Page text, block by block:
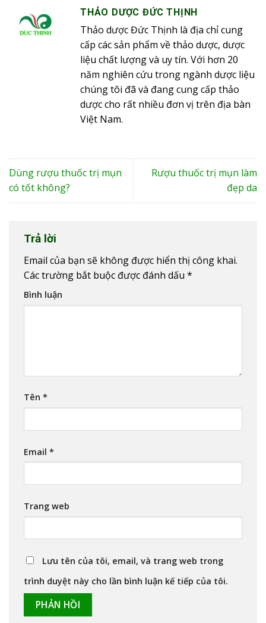
THẢO DƯỢC ĐỨC THỊNH
Thảo dược Đức Thịnh là địa chỉ cung
cấp các sản phẩm về thảo dược, dược
liệu chất lượng và uy tín. Với hơn 20
năm nghiên cứu trong ngành dược liệu
chúng tôi đã và đang cung cấp thảo
dược cho rất nhiều đơn vị trên địa bàn
Việt Nam.
Dùng rượu thuốc trị mụn
có tốt không?
Rượu thuốc trị mụn làm
đẹp da
Trả lời
Email của bạn sẽ không được hiển thị công khai.
Các trường bắt buộc được đánh dấu *
Bình luận
Tên *
Email *
Trang web
Lưu tên của tôi, email, và trang web trong
trình duyệt này cho lần bình luận kế tiếp của tôi.